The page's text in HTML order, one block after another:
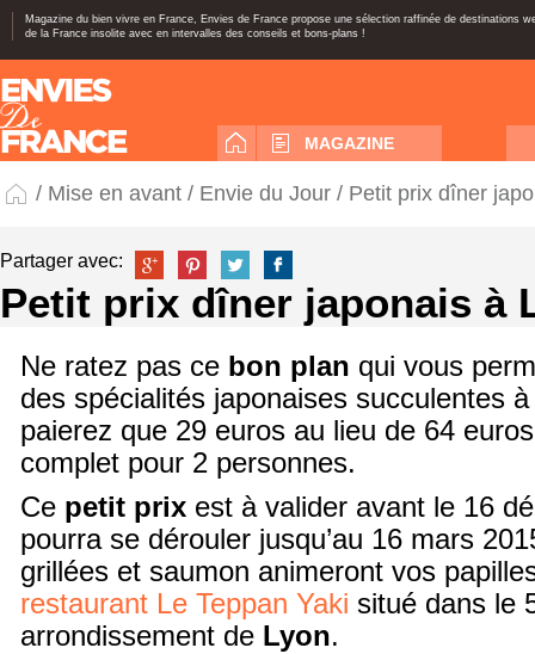
Magazine du bien vivre en France, Envies de France propose une sélection raffinée de destinations
de la France insolite avec en intervalles des conseils et bons-plans !
MAGAZINE
/ Mise en avant / Envie du Jour / Petit prix dîner
Partager avec:
Petit prix dîner japonais à
Ne ratez pas ce bon plan qui vous
des spécialités japonaises succulentes
paierez que 29 euros au lieu de 64
complet pour 2 personnes.
Ce petit prix est à valider avant le 16
pourra se dérouler jusqu’au 16 mars
grillées et saumon animeront vos
restaurant Le Teppan Yaki situé dans le
arrondissement de Lyon.